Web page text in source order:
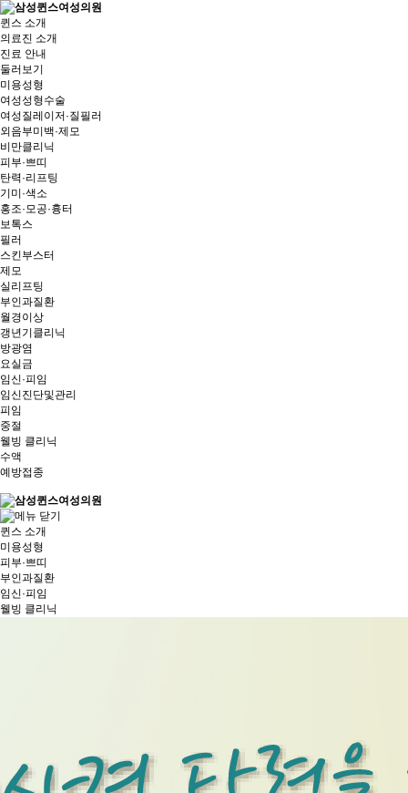
퀸스 소개
의료진 소개
진료 안내
둘러보기
미용성형
여성성형수술
여성질레이저·질필러
외음부미백·제모
비만클리닉
피부·쁘띠
탄력·리프팅
기미·색소
홍조·모공·흉터
보톡스
필러
스킨부스터
제모
실리프팅
부인과질환
월경이상
갱년기클리닉
방광염
요실금
임신·피임
임신진단및관리
피임
중절
웰빙 클리닉
수액
예방접종
퀸스 소개
미용성형
피부·쁘띠
부인과질환
임신·피임
웰빙 클리닉